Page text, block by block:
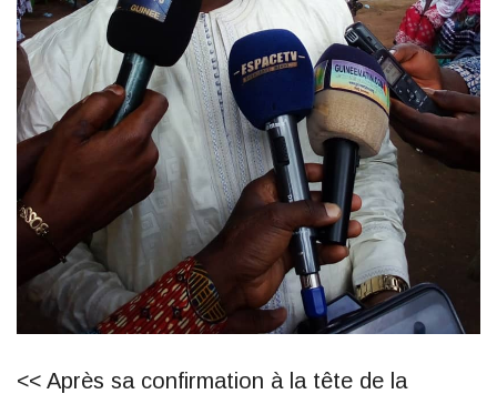
<< Après sa confirmation à la tête de la